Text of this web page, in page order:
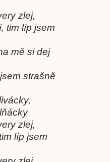
zlej,
tim líp jsem
mě si dej
strašně
zlej,
líp jsem